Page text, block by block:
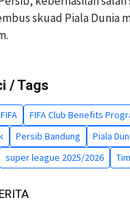
skuad Piala Dunia
/ Tags
FIFA
FIFA Club Benefits
Persib Bandung
Piala
super league 2025/2026